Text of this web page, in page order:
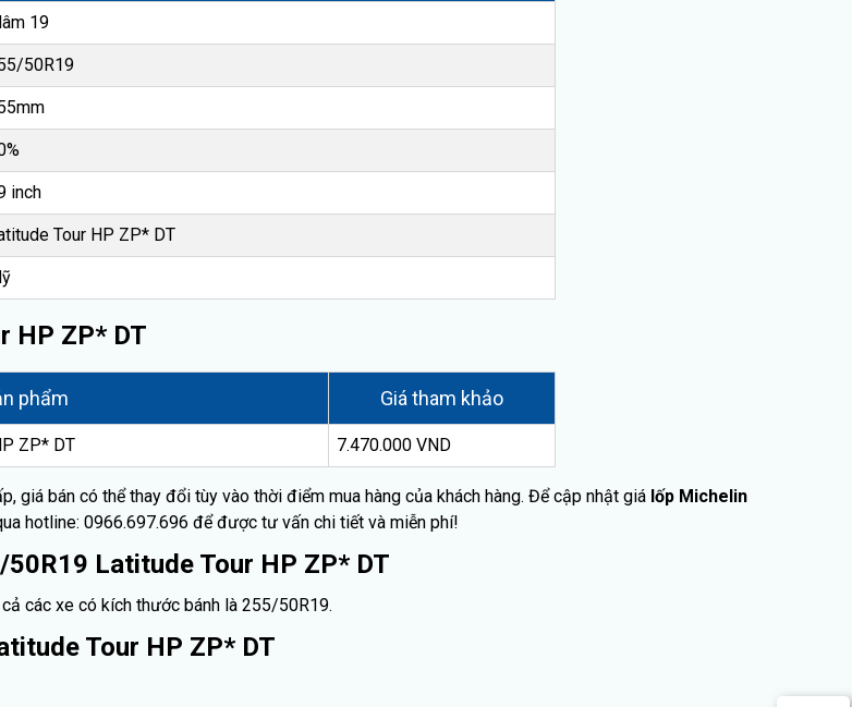
19
50R19
inch
Tour HP ZP* DT
HP ZP* DT
phẩm Giá tham khảo
ZP* DT 7.470.000 VND
giá bán có thể thay đổi tùy vào thời điểm mua hàng của khách hàng. Để cập nhật giá lốp Michelin
hotline: 0966.697.696 để được tư vấn chi tiết và miễn phí!
Latitude Tour HP ZP* DT
các xe có kích thước bánh là 255/50R19.
Tour HP ZP* DT